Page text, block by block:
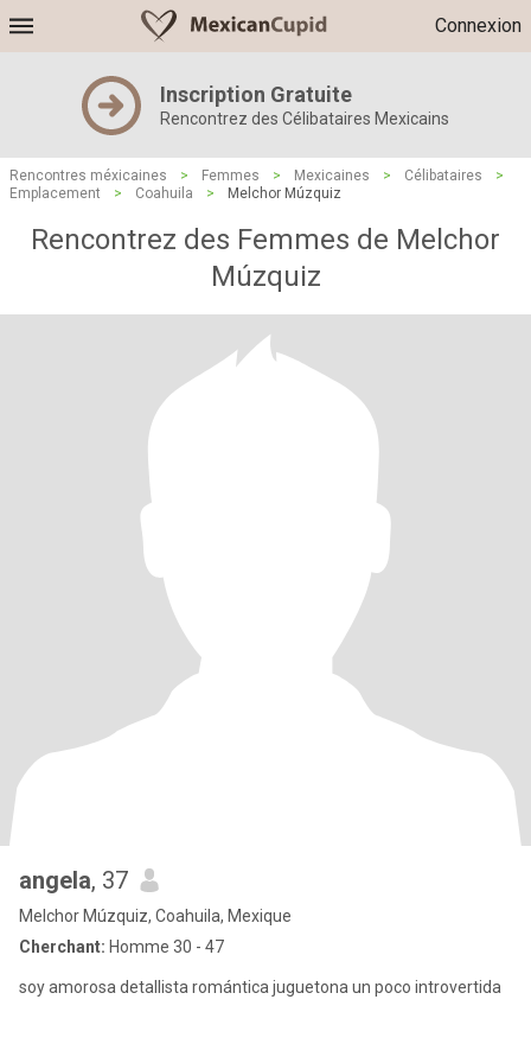
Connexion
Inscription Gratuite
Rencontrez des Célibataires Mexicains
Rencontres méxicaines > Femmes > Mexicaines > Célibataires
>
Emplacement
> Coahuila > Melchor Múzquiz
Rencontrez des Femmes de Melchor
Múzquiz
angela, 37
Melchor Múzquiz, Coahuila, Mexique
Cherchant: Homme 30 - 47
soy amorosa detallista romántica juguetona un poco introvertida